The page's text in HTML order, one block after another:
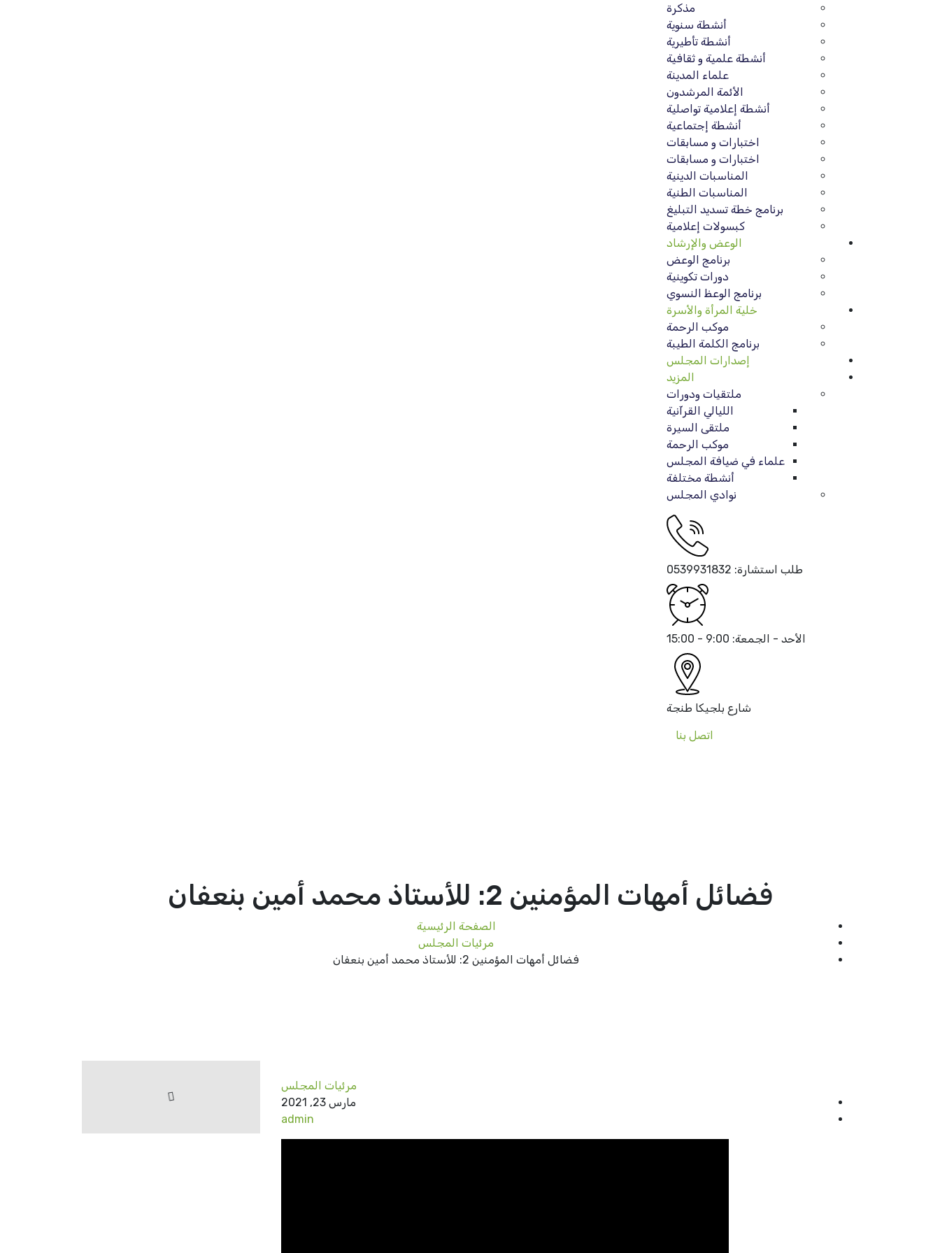
مذكرة
أنشطة سنوية
أنشطة تأطيرية
أنشطة علمية و ثقافية
علماء المدينة
الأئمة المرشدون
أنشطة إعلامية تواصلية
أنشطة إجتماعية
اختبارات و مسابقات
اختبارات و مسابقات
المناسبات الدينية
المناسبات الطنية
برنامج خطة تسديد التبليغ
كبسولات إعلامية
الوعض والإرشاد
برنامج الوعض
دورات تكوينية
برنامج الوعظ النسوي
خلية المرأة والأسرة
موكب الرحمة
برنامج الكلمة الطيبة
إصدارات المجلس
المزيد
ملتقيات ودورات
الليالي القرآنية
ملتقى السيرة
موكب الرحمة
علماء في ضيافة المجلس
أنشطة مختلفة
نوادي المجلس
طلب استشارة: 0539931832
الأحد - الجمعة: 9:00 - 15:00
شارع بلجيكا طنجة
اتصل بنا
فضائل أمهات المؤمنين 2: للأستاذ محمد أمين بنعفان
الصفحة الرئيسية
مرئيات المجلس
فضائل أمهات المؤمنين 2: للأستاذ محمد أمين بنعفان
مرئيات المجلس
مارس 23, 2021
admin